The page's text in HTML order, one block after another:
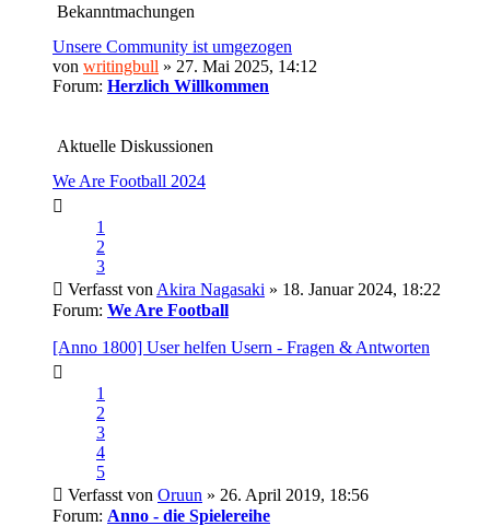
Bekanntmachungen
Unsere Community ist umgezogen
von writingbull » 27. Mai 2025, 14:12
Forum: Herzlich Willkommen
Aktuelle Diskussionen
We Are Football 2024
1
2
3
Verfasst von Akira Nagasaki » 18. Januar 2024, 18:22
Forum: We Are Football
[Anno 1800] User helfen Usern - Fragen & Antworten
1
2
3
4
5
Verfasst von Oruun » 26. April 2019, 18:56
Forum: Anno - die Spielereihe